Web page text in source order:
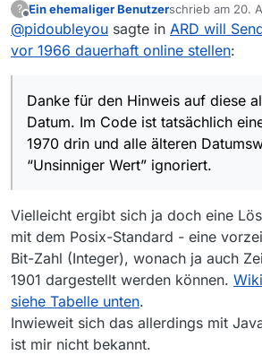
“fehlende Datum bei
aktuell schon auftritt
Danke für den Hinweis auf
1970 drin und alle älteren
als “Unsinniger Wert”
https://github.com/
9
?
Offline
Ein ehemaliger Benutzerschrieb am 20.
zuletzt editiert
@pidoubleyou sagte in ARD will
vor 1966 dauerhaft online stellen:
Danke für den Hinweis auf diese
Datum. Im Code ist tatsächlich
1970 drin und alle älteren
“Unsinniger Wert” ignoriert.
Vielleicht ergibt sich ja doch eine
mit dem Posix-Standard - eine
Bit-Zahl (Integer), wonach ja auch
1901 dargestellt werden können.
siehe Tabelle unten.
Inwieweit sich das allerdings mit
ist mir nicht bekannt.